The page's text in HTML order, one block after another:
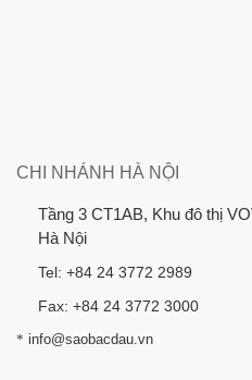
CHI NHÁNH HÀ NỘI
Tầng 3 CT1AB, Khu đô thị
Hà Nội
Tel: +84 24 3772 2989
Fax: +84 24 3772 3000
* info@saobacdau.vn